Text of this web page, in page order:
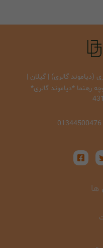
(دیاموند گالری) | گیلان |
رهنما *دیاموند گالری*